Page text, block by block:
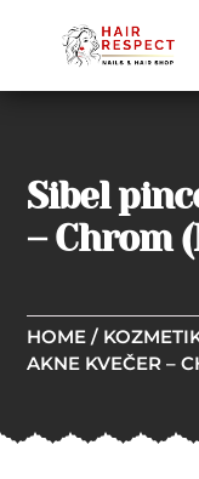
Sibel
– Chrom
HOME /
AKNE KVEČER –